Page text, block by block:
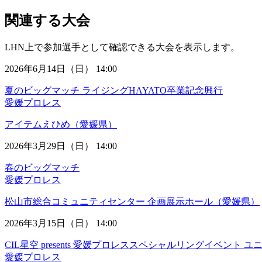
関連する大会
LHN上で参加選手として確認できる大会を表示します。
2026年6月14日（日） 14:00
夏のビッグマッチ ライジングHAYATO卒業記念興行
愛媛プロレス
アイテムえひめ（愛媛県）
2026年3月29日（日） 14:00
春のビッグマッチ
愛媛プロレス
松山市総合コミュニティセンター 企画展示ホール（愛媛県）
2026年3月15日（日） 14:00
CIL星空 presents 愛媛プロレススペシャルリングイベント ユ
愛媛プロレス